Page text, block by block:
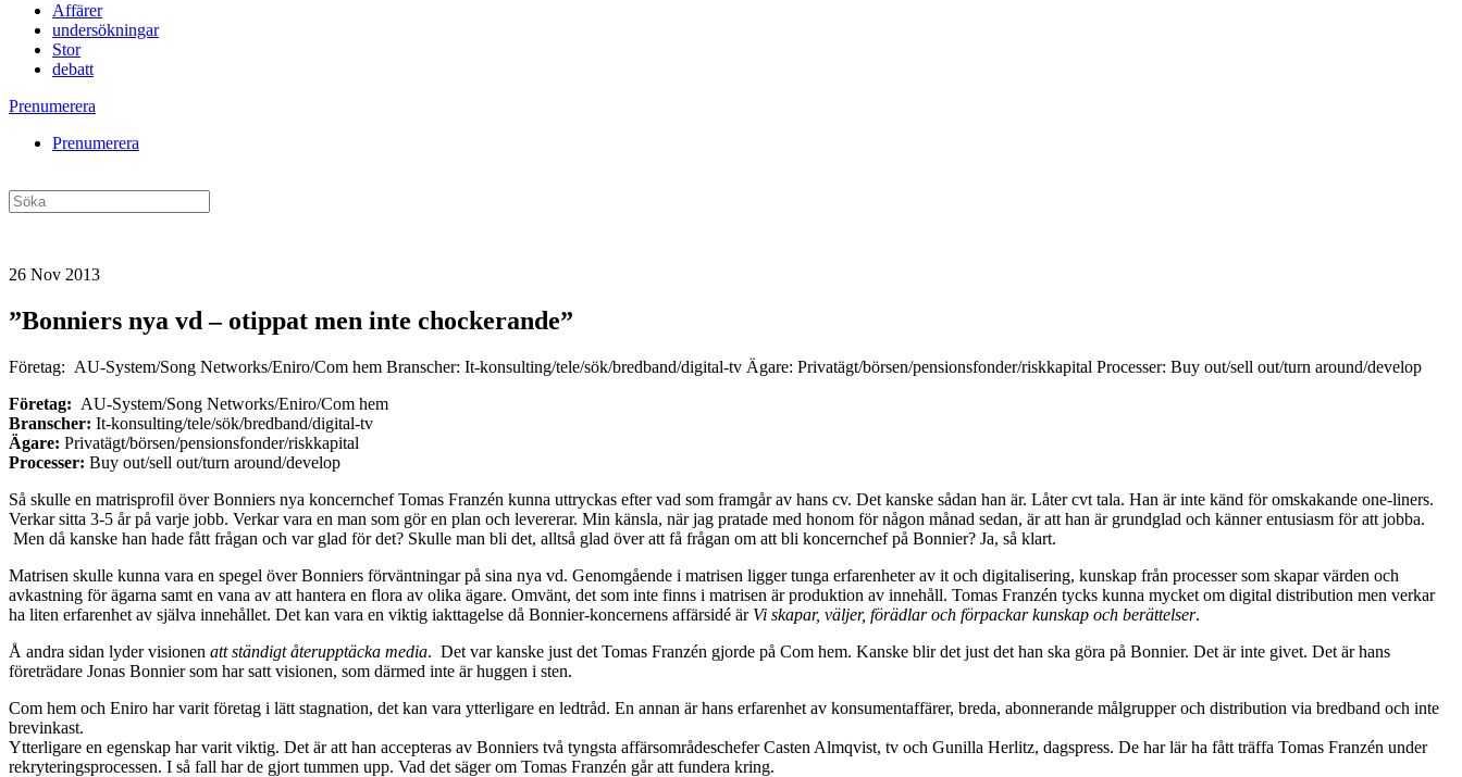
Affärer
undersökningar
Stor
debatt
Prenumerera
Prenumerera
26 Nov 2013
”Bonniers nya vd – otippat men inte chockerande”
Företag: AU-System/Song Networks/Eniro/Com hem Branscher: It-konsulting/tele/sök/bredband/digital-tv Ägare: Privatägt/börsen/pensionsfonder/riskkapital Processer: Buy out/sell out/turn around/develop
Företag: AU-System/Song Networks/Eniro/Com hem
Branscher: It-konsulting/tele/sök/bredband/digital-tv
Ägare: Privatägt/börsen/pensionsfonder/riskkapital
Processer: Buy out/sell out/turn around/develop
Så skulle en matrisprofil över Bonniers nya koncernchef Tomas Franzén kunna uttryckas efter vad som framgår av hans cv. Det kanske sådan han är. Låter cvt tala. Han är inte känd för omskakande one-liners.
Verkar sitta 3-5 år på varje jobb. Verkar vara en man som gör en plan och levererar. Min känsla, när jag pratade med honom för någon månad sedan, är att han är grundglad och känner entusiasm för att jobba.
Men då kanske han hade fått frågan och var glad för det? Skulle man bli det, alltså glad över att få frågan om att bli koncernchef på Bonnier? Ja, så klart.
Matrisen skulle kunna vara en spegel över Bonniers förväntningar på sina nya vd. Genomgående i matrisen ligger tunga erfarenheter av it och digitalisering, kunskap från processer som skapar värden och
avkastning för ägarna samt en vana av att hantera en flora av olika ägare. Omvänt, det som inte finns i matrisen är produktion av innehåll. Tomas Franzén tycks kunna mycket om digital distribution men verkar
ha liten erfarenhet av själva innehållet. Det kan vara en viktig iakttagelse då Bonnier-koncernens affärsidé är Vi skapar, väljer, förädlar och förpackar kunskap och berättelser.
Å andra sidan lyder visionen att ständigt återupptäcka media. Det var kanske just det Tomas Franzén gjorde på Com hem. Kanske blir det just det han ska göra på Bonnier. Det är inte givet. Det är hans
företrädare Jonas Bonnier som har satt visionen, som därmed inte är huggen i sten.
Com hem och Eniro har varit företag i lätt stagnation, det kan vara ytterligare en ledtråd. En annan är hans erfarenhet av konsumentaffärer, breda, abonnerande målgrupper och distribution via bredband och inte
brevinkast.
Ytterligare en egenskap har varit viktig. Det är att han accepteras av Bonniers två tyngsta affärsområdeschefer Casten Almqvist, tv och Gunilla Herlitz, dagspress. De har lär ha fått träffa Tomas Franzén under
rekryteringsprocessen. I så fall har de gjort tummen upp. Vad det säger om Tomas Franzén går att fundera kring.